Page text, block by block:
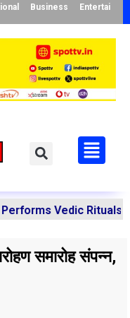
Business
Vedic Rituals for the
समारोह संपन्न,